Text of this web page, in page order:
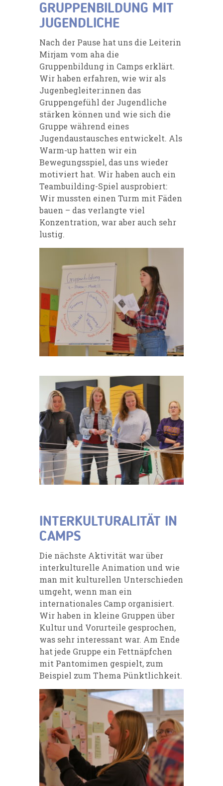
GRUPPENBILDUNG MIT
JUGENDLICHE
Nach der Pause hat uns die Leiterin
Mirjam vom aha die
Gruppenbildung in Camps erklärt.
Wir haben erfahren, wie wir als
Jugenbegleiter:innen das
Gruppengefühl der Jugendliche
stärken können und wie sich die
Gruppe während eines
Jugendaustausches entwickelt. Als
Warm-up hatten wir ein
Bewegungsspiel, das uns wieder
motiviert hat. Wir haben auch ein
Teambuilding-Spiel ausprobiert:
Wir mussten einen Turm mit Fäden
bauen – das verlangte viel
Konzentration, war aber auch sehr
lustig.
INTERKULTURALITÄT IN
CAMPS
Die nächste Aktivität war über
interkulturelle Animation und wie
man mit kulturellen Unterschieden
umgeht, wenn man ein
internationales Camp organisiert.
Wir haben in kleine Gruppen über
Kultur und Vorurteile gesprochen,
was sehr interessant war. Am Ende
hat jede Gruppe ein Fettnäpfchen
mit Pantomimen gespielt, zum
Beispiel zum Thema Pünktlichkeit.